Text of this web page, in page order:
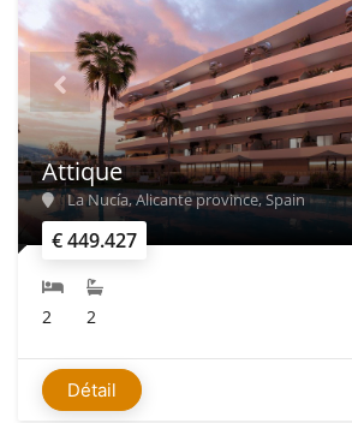
€ 449.427
Attique
La Nucía, Alicante province, Spain
2 2
Détail